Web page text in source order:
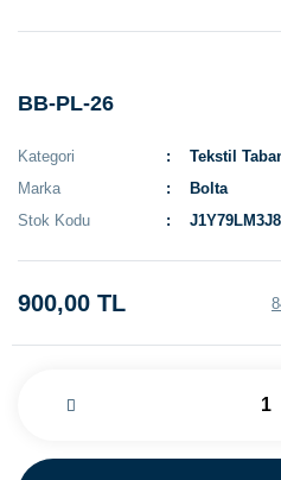
BB-PL-26
Kategori
Tekstil
Marka
Bolta
Stok Kodu
J1Y79LM3J8
900,00 TL